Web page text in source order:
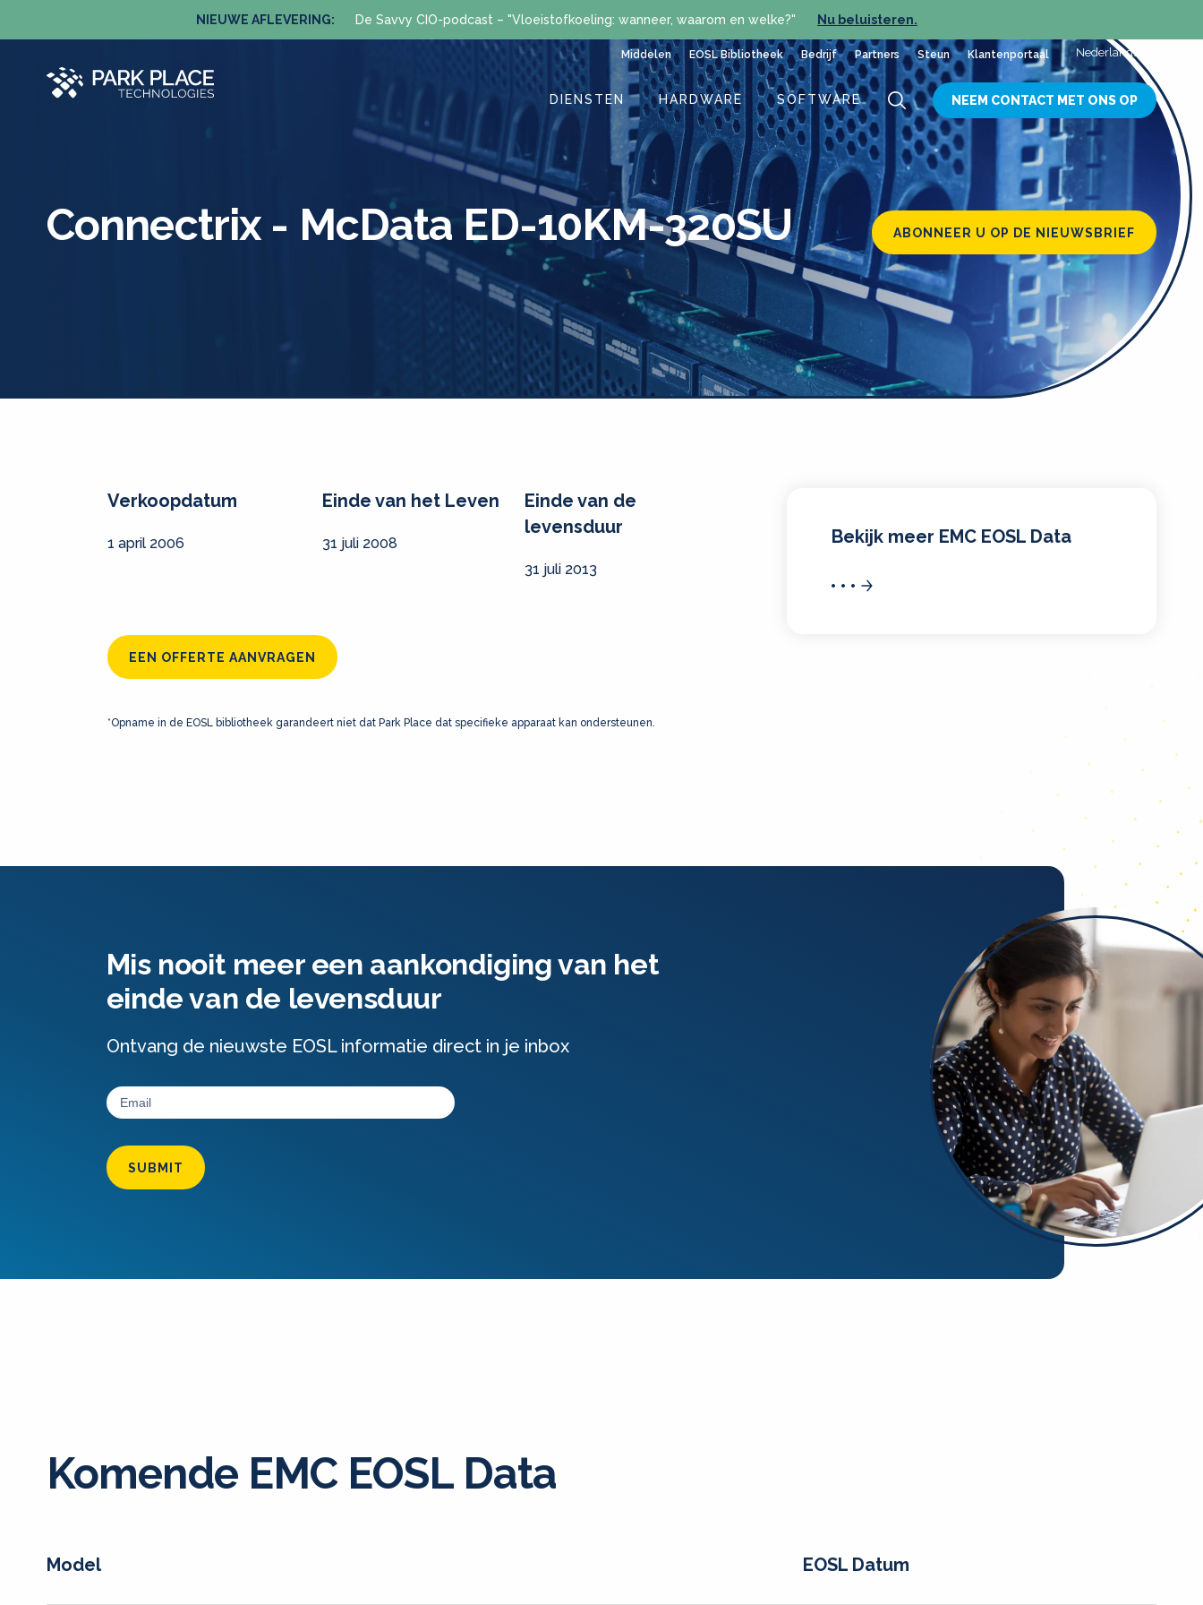
NIEUWE AFLEVERING: De Savvy CIO-podcast – "Vloeistofkoeling: wanneer, waarom en welke?" Nu beluisteren.
Middelen EOSL Bibliotheek Bedrijf Partners Steun Klantenportaal Nederlands
DIENSTEN HARDWARE SOFTWARE NEEM CONTACT MET ONS OP
ABONNEER U OP DE NIEUWSBRIEF
Connectrix - McData ED-10KM-320SU
Verkoopdatum
1 april 2006
Einde van het Leven
31 juli 2008
Einde van de
levensduur
31 juli 2013
EEN OFFERTE AANVRAGEN
*Opname in de EOSL bibliotheek garandeert niet dat Park Place dat specifieke apparaat kan ondersteunen.
Bekijk meer EMC EOSL Data
Mis nooit meer een aankondiging van het
einde van de levensduur
Ontvang de nieuwste EOSL informatie direct in je inbox
SUBMIT
Komende EMC EOSL Data
Model EOSL Datum